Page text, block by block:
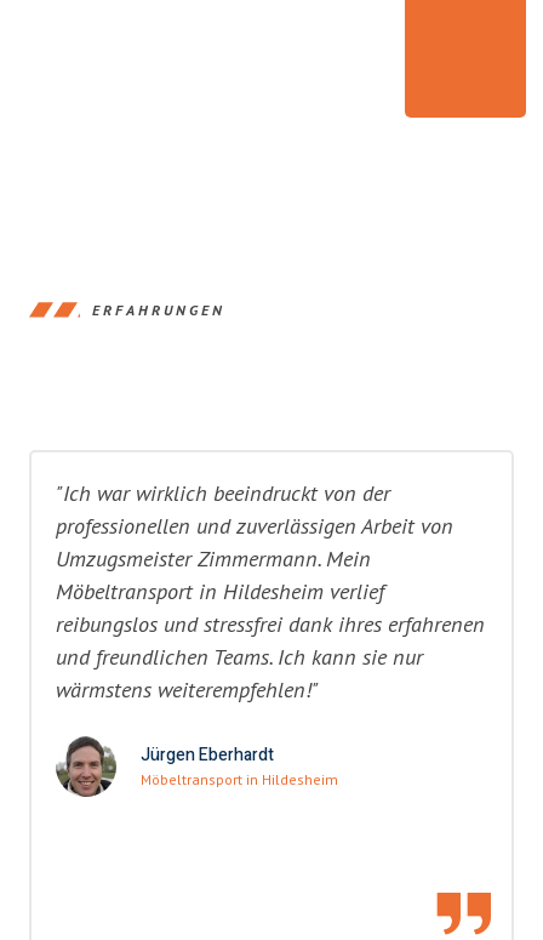
ERFAHRUNGEN
"Ich war wirklich beeindruckt von der
professionellen und zuverlässigen Arbeit von
Umzugsmeister Zimmermann. Mein
Möbeltransport in Hildesheim verlief
reibungslos und stressfrei dank ihres erfahrenen
und freundlichen Teams. Ich kann sie nur
wärmstens weiterempfehlen!"
Jürgen Eberhardt
Möbeltransport in Hildesheim